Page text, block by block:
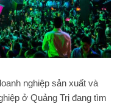
nghiệp sản xuất và
ở Quảng Trị đang tìm